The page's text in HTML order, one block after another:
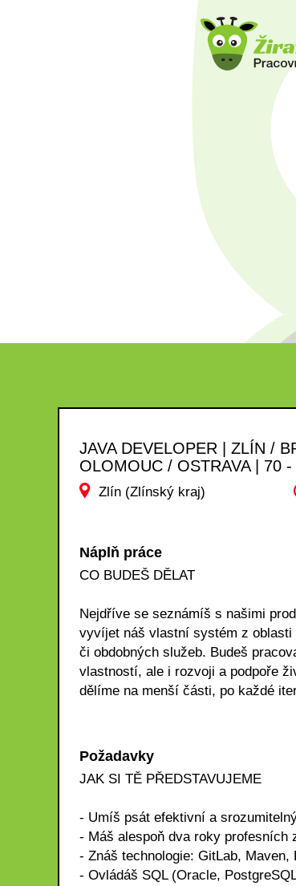
JAVA DEVELOPER | ZLÍN /
OLOMOUC / OSTRAVA | 70
Zlín (Zlínský kraj)
Náplň práce
CO BUDEŠ DĚLAT
Nejdříve se seznámíš s našimi
vyvíjet náš vlastní systém z oblasti
či obdobných služeb. Budeš
vlastností, ale i rozvoji a podpoře
dělíme na menší části, po každé
Požadavky
JAK SI TĚ PŘEDSTAVUJEME
- Umíš psát efektivní a
- Máš alespoň dva roky profesních
- Znáš technologie: GitLab,
- Ovládáš SQL (Oracle,